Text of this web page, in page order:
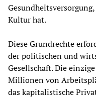
Kultur hat.
Diese Grundrechte
der politischen und
Gesellschaft. Die
Millionen von
das kapitalistische